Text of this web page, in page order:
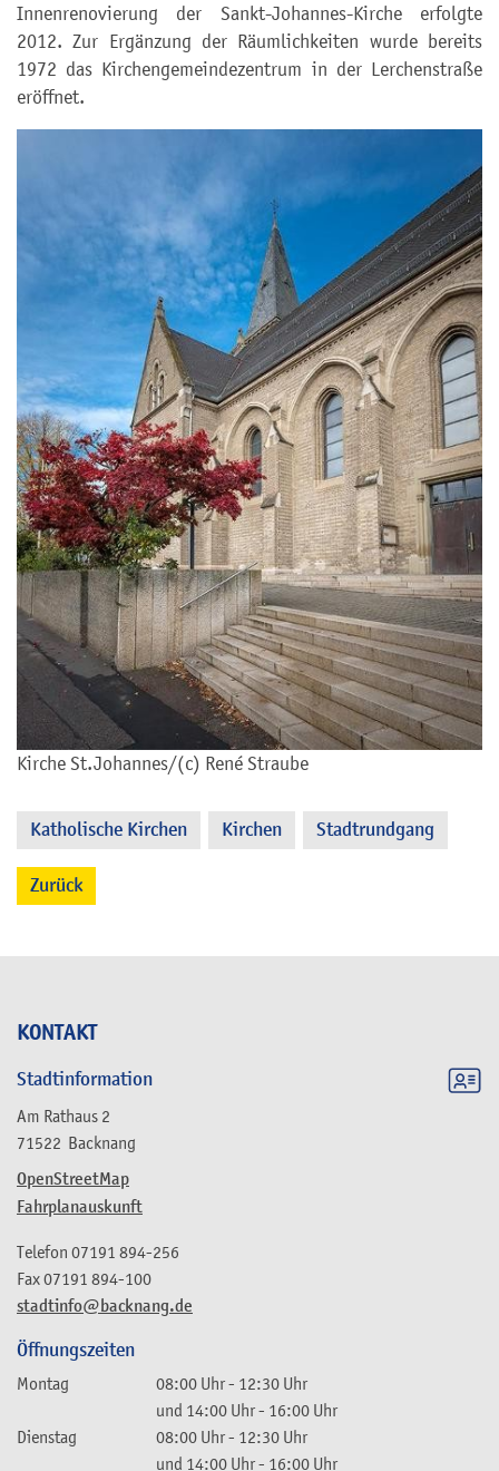
KONTAKT
Stadtinformation
Am Rathaus 2
71522 Backnang
OpenStreetMap
Fahrplanauskunft
stadtinfo@backnang.de
Telefon 07191 894-256
Fax07191 894-100
Öffnungszeiten
Montag 08:00 Uhr- 12:30 Uhr
und 14:00 Uhr- 16:00 Uhr
Dienstag
08:00 Uhr- 12:30 Uhr
und 14:00 Uhr- 16:00 Uhr
Kirche St.Johannes/(c) René Straube
Innenrenovierung der Sankt-Johannes-Kirche erfolgte
2012. Zur Ergänzung der Räumlichkeiten wurde bereits
1972 das Kirchengemeindezentrum in der Lerchenstraße
eröffnet.
Katholische Kirchen Kirchen Stadtrundgang
Zurück